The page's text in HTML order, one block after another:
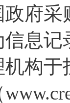
政府采
信息记
机构于